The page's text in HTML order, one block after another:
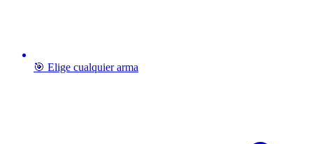
🎯 Elige cualquier arma